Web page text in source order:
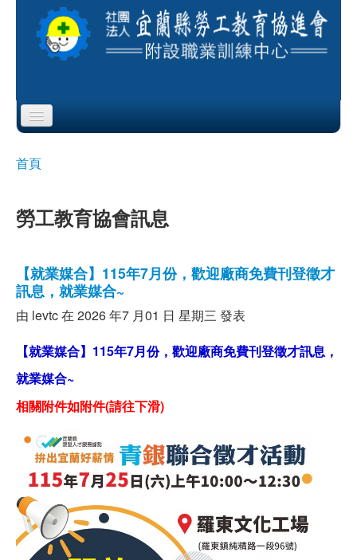
Skip to content
Skip to navigation
服務項目
公布欄
課程公告
即測即評
職安測驗
交通位置
線上報名
反應信箱
資安公告
您在這裡
首頁
勞工教育協會訊息
【就業媒合】115年7月份，歡迎廠商免費刊登徵才
訊息，就業媒合~
由 levtc在 2026 年7 月01 日 星期三 發表
【就業媒合】115年7月份，歡迎廠商免費刊登徵才訊息，
就業媒合~
相關附件如附件(請往下滑)